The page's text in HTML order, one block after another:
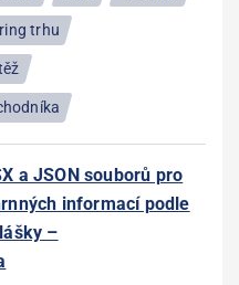
trhu
a JSON souborů pro
informací podle
–